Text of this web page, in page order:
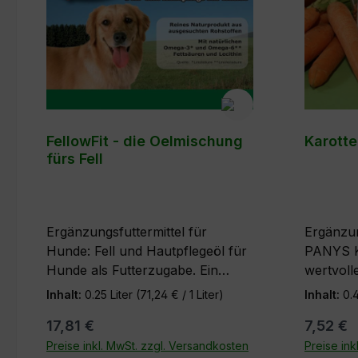
FellowFit - die Oelmischung
fürs Fell
Ergänzungsfuttermittel für
Hunde: Fell und Hautpflegeöl für
Hunde als Futterzugabe. Ein
reines Naturprodukt aus
Haut- und Fell-Reaktionen sind
bereits nach wenigen Tagen zu
Inhalt: 0.25 Liter (71,24 € / 1 Liter)
17,81 €
Preise inkl. MwSt. zzgl. Versandkosten
PANYS
und
werden
Inhalt:
7,52 €
Preise